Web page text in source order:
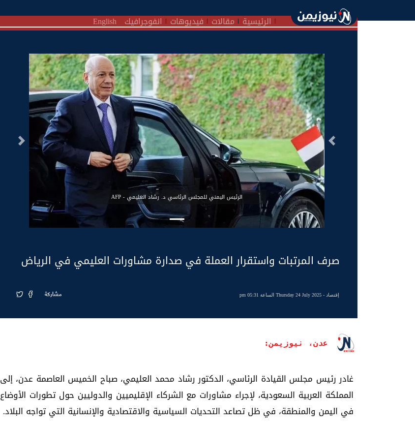
الرئيسية مقالات فيديوهات انفوجرافيك English
الرئيس اليمني للمجلس الرئاسي د. رشاد العليمي - AFP
السابق التالى
صرف المرتبات واستقرار العملة في صدارة مشاورات العليمي في الرياض
إقتصاد- Thursday 24 July 2025 الساعة 05:31 pm مشاركة
عدن، نيوزيمن:
غادر رئيس مجلس القيادة الرئاسي، الدكتور رشاد محمد العليمي، صباح الخميس العاصمة عدن، إلى
المملكة العربية السعودية، لإجراء مشاورات مع الشركاء الإقليميين والدوليين حول تطورات الأوضاع
في اليمن والمنطقة، في ظل تصاعد التحديات السياسية والاقتصادية والإنسانية التي تواجه البلاد.